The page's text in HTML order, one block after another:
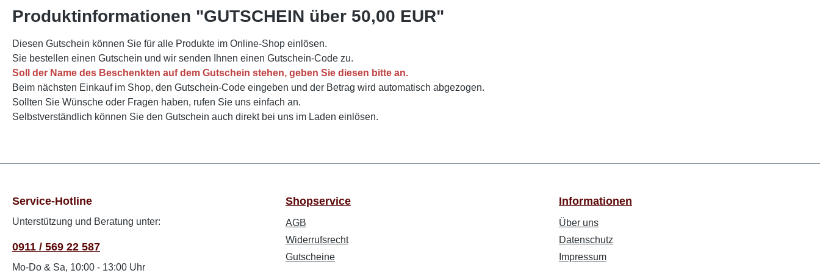
Produktinformationen "GUTSCHEIN über 50,00 EUR"
Diesen Gutschein können Sie für alle Produkte im Online-Shop einlösen.
Sie bestellen einen Gutschein und wir senden Ihnen einen Gutschein-Code zu.
Soll der Name des Beschenkten auf dem Gutschein stehen, geben Sie diesen bitte an.
Beim nächsten Einkauf im Shop, den Gutschein-Code eingeben und der Betrag wird automatisch abgezogen.
Sollten Sie Wünsche oder Fragen haben, rufen Sie uns einfach an.
Selbstverständlich können Sie den Gutschein auch direkt bei uns im Laden einlösen.
Service-Hotline
Unterstützung und Beratung unter:
0911 / 569 22 587
Mo-Do & Sa, 10:00 - 13:00 Uhr
Shopservice
AGB
Widerrufsrecht
Gutscheine
Informationen
Über uns
Datenschutz
Impressum